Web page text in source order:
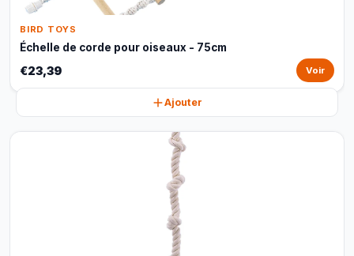
BIRD TOYS
Échelle de corde pour oiseaux - 75cm
€23,39 Voir
Ajouter